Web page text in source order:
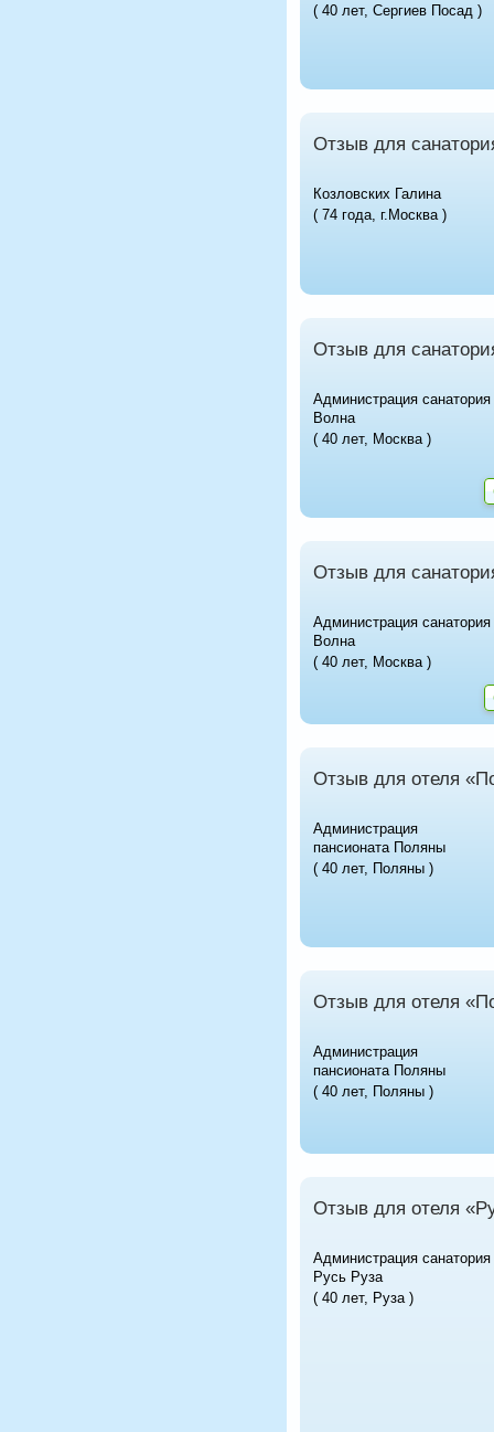
( 40 лет, Сергиев Посад )
Отзыв для
Козловских Галина
( 74 года, г.Москва )
Отзыв для
Администрация санатория
Волна
( 40 лет, Москва )
Отзыв для
Администрация санатория
Волна
( 40 лет, Москва )
Отзыв для отеля
Администрация
пансионата Поляны
( 40 лет, Поляны )
Отзыв для отеля
Администрация
пансионата Поляны
( 40 лет, Поляны )
Отзыв для отеля
Администрация санатория
Русь Руза
( 40 лет, Руза )